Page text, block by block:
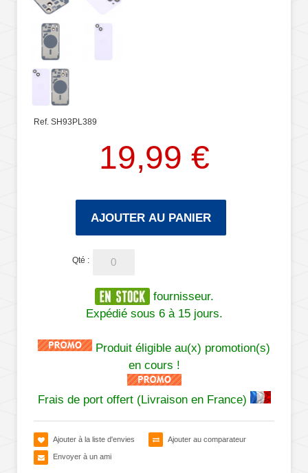
Ref. SH93PL389
19,99 €
AJOUTER AU PANIER
Qté :
fournisseur.
Expédié sous 6 à 15 jours.
Produit éligible au(x) promotion(s)
en cours !
Frais de port offert (Livraison en France)
Ajouter à la liste d'envies Ajouter au comparateur
Envoyer à un ami